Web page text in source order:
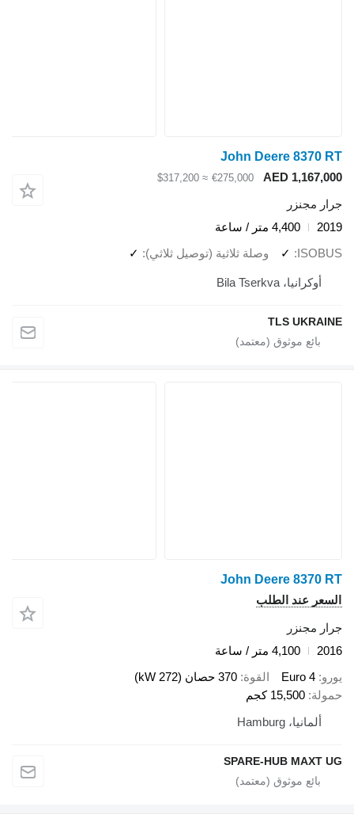
John Deere 8370 RT
AED 1,167,000
€275,000
≈ $317,200
جرار مجنزر
2019
4,400 متر / ساعة
ISOBUS
✓ وصلة ثلاثية (توصيل ثلاثي) ✓
أوكرانيا، Bila Tserkva
TLS UKRAINE
John Deere 8370 RT
السعر عند الطلب
جرار مجنزر
2016
4,100 متر / ساعة
يورو Euro 4 القوة 370 حصان (272 kW)
حمولة 15,500 كجم
ألمانيا، Hamburg
SPARE-HUB MAXT UG